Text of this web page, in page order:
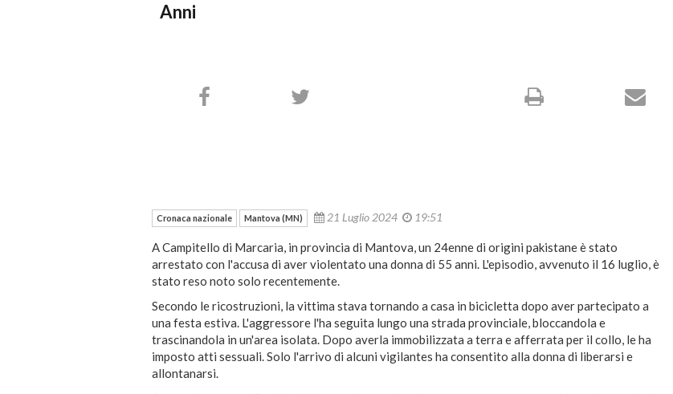
Anni
Cronaca nazionale Mantova (MN) 21 Luglio 2024 19:51
A Campitello di Marcaria, in provincia di Mantova, un 24enne di origini pakistane è stato
arrestato con l'accusa di aver violentato una donna di 55 anni. L'episodio, avvenuto il 16 luglio, è
stato reso noto solo recentemente.
Secondo le ricostruzioni, la vittima stava tornando a casa in bicicletta dopo aver partecipato a
una festa estiva. L'aggressore l'ha seguita lungo una strada provinciale, bloccandola e
trascinandola in un'area isolata. Dopo averla immobilizzata a terra e afferrata per il collo, le ha
imposto atti sessuali. Solo l'arrivo di alcuni vigilantes ha consentito alla donna di liberarsi e
allontanarsi.